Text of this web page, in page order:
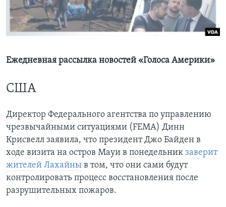
Learning English
Языки
Ежедневная рассылка новостей «Голоса Америки»
США
Директор Федерального агентства по управлению
чрезвычайными ситуациями (FEMA) Динн
Крисвелл заявила, что президент Джо Байден в
ходе визита на остров Мауи в понедельник заверит
жителей Лахайны в том, что они сами будут
контролировать процесс восстановления после
разрушительных пожаров.